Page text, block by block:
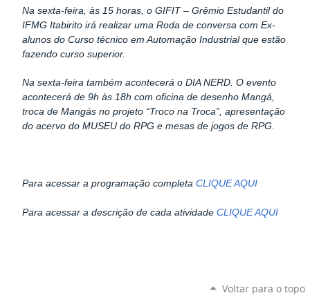
Na sexta-feira, às 15 horas, o GIFIT – Grêmio Estudantil do
IFMG Itabirito irá realizar uma Roda de conversa com Ex-
alunos do Curso técnico em Automação Industrial que estão
fazendo curso superior.
Na sexta-feira também acontecerá o DIA NERD. O evento
acontecerá de 9h às 18h com oficina de desenho Mangá,
troca de Mangás no projeto “Troco na Troca”, apresentação
do acervo do MUSEU do RPG e mesas de jogos de RPG.
Para acessar a programação completaCLIQUE AQUI
Para acessar a descrição de cada atividadeCLIQUE AQUI
Voltar para o topo